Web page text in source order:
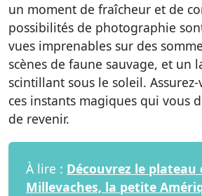
un moment de fraîcheur et de
possibilités de photographie
vues imprenables sur des
scènes de faune sauvage, et un
scintillant sous le soleil.
ces instants magiques qui vous
de revenir.
À lire : Découvrez le plateau
Millevaches, la petite